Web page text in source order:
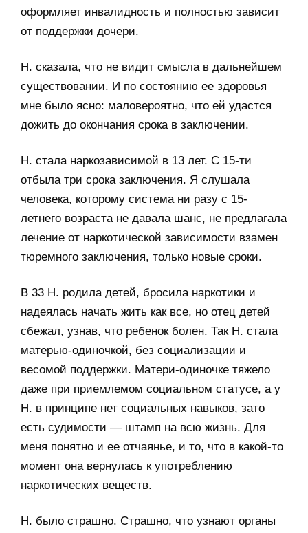
оформляет инвалидность и полностью зависит
от поддержки дочери.
Н. сказала, что не видит смысла в дальнейшем
существовании. И по состоянию ее здоровья
мне было ясно: маловероятно, что ей удастся
дожить до окончания срока в заключении.
Н. стала наркозависимой в 13 лет. С 15-ти
отбыла три срока заключения. Я слушала
человека, которому система ни разу с 15-
летнего возраста не давала шанс, не предлагала
лечение от наркотической зависимости взамен
тюремного заключения, только новые сроки.
В 33 Н. родила детей, бросила наркотики и
надеялась начать жить как все, но отец детей
сбежал, узнав, что ребенок болен. Так Н. стала
матерью-одиночкой, без социализации и
весомой поддержки. Матери-одиночке тяжело
даже при приемлемом социальном статусе, а у
Н. в принципе нет социальных навыков, зато
есть судимости — штамп на всю жизнь. Для
меня понятно и ее отчаянье, и то, что в какой-то
момент она вернулась к употреблению
наркотических веществ.
Н. было страшно. Страшно, что узнают органы